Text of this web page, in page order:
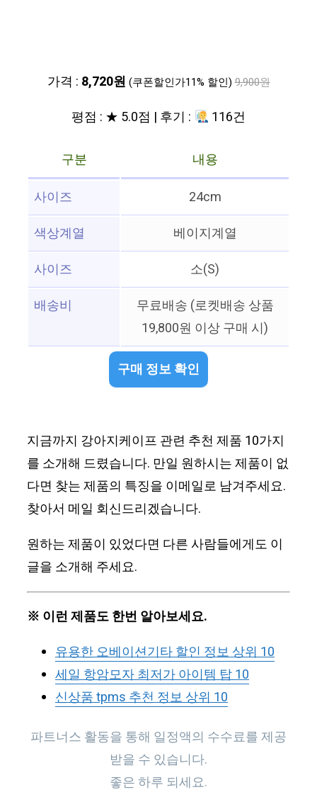
가격 : 8,720원 (쿠폰할인가11% 할인) 9,900원
평점 : ★ 5.0점 | 후기 : 116건
구분
내용
사이즈
24cm
색상계열
베이지계열
사이즈
소(S)
배송비
무료배송 (로켓배송 상품
19,800원 이상 구매 시)
구매 정보 확인
지금까지 강아지케이프 관련 추천 제품 10가지
를 소개해 드렸습니다. 만일 원하시는 제품이 없
다면 찾는 제품의 특징을 이메일로 남겨주세요.
찾아서 메일 회신드리겠습니다.
원하는 제품이 있었다면 다른 사람들에게도 이
글을 소개해 주세요.
※ 이런 제품도 한번 알아보세요.
유용한 오베이션기타 할인 정보 상위 10
세일 항암모자 최저가 아이템 탑 10
신상품 tpms 추천 정보 상위 10
파트너스 활동을 통해 일정액의 수수료를 제공
받을 수 있습니다.
좋은 하루 되세요.